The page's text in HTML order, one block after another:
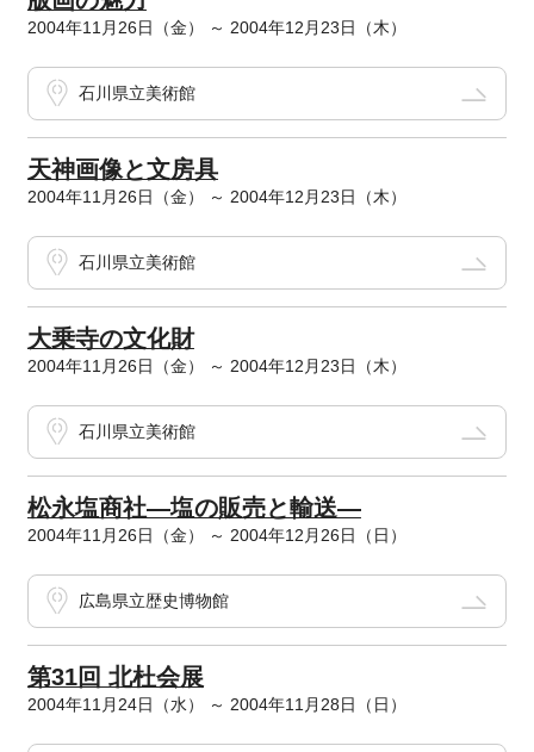
2004年11月26日（金） ～ 2004年12月23日（木）
石川県立美術館
天神画像と文房具
2004年11月26日（金） ～ 2004年12月23日（木）
石川県立美術館
大乗寺の文化財
2004年11月26日（金） ～ 2004年12月23日（木）
石川県立美術館
松永塩商社―塩の販売と輸送―
2004年11月26日（金） ～ 2004年12月26日（日）
広島県立歴史博物館
第31回 北杜会展
2004年11月24日（水） ～ 2004年11月28日（日）